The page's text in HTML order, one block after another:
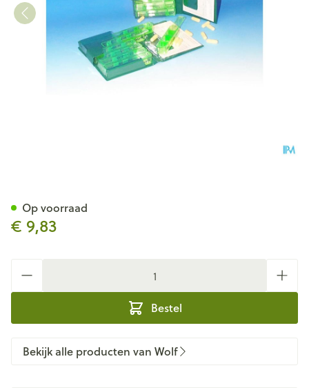
€ 9,83
Bestel
Op voorraad
Bekijk alle producten van Wolf